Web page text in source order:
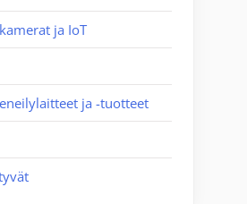
ja IoT
ja -tuotteet